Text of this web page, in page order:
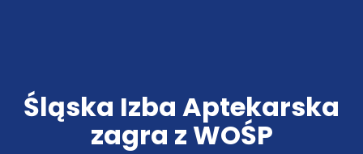
Śląska Izba Aptekarska
zagra z WOŚP